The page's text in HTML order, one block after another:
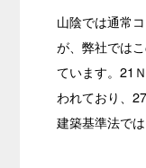
山陰では通常
が、弊社では
ています。21
われており、
建築基準法で